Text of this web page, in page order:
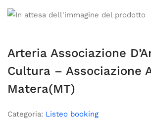
Arteria Associazione
Cultura – Associazione
Matera(MT)
Categoria: Listeo booking